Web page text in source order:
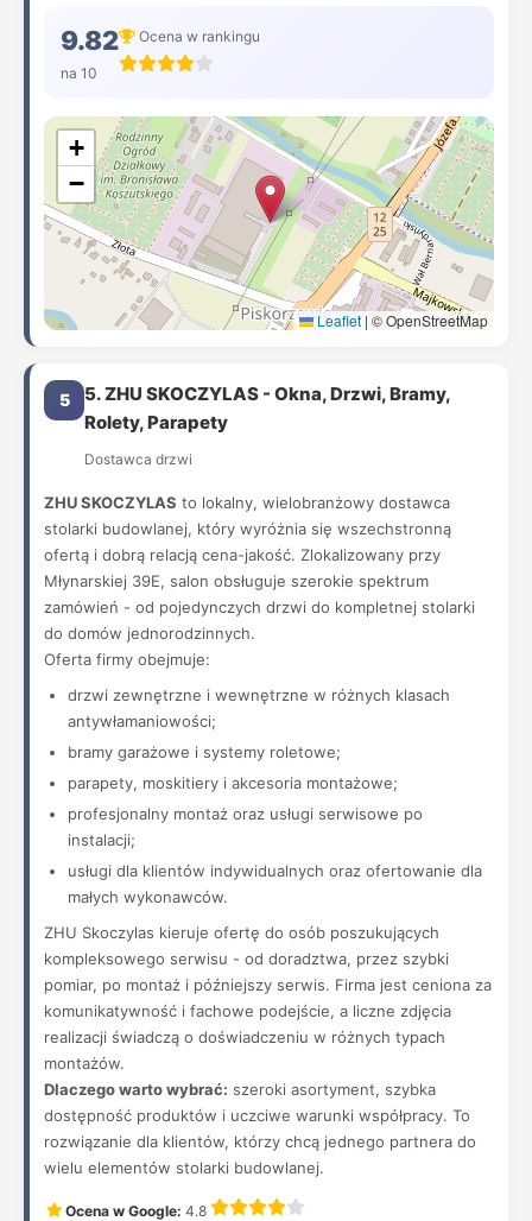
9.82
na 10
Ocena w rankingu
+
−
Leaflet | © OpenStreetMap
5
5. ZHU SKOCZYLAS - Okna, Drzwi, Bramy,
Rolety, Parapety
Dostawca drzwi
ZHU SKOCZYLAS to lokalny, wielobranżowy dostawca
stolarki budowlanej, który wyróżnia się wszechstronną
ofertą i dobrą relacją cena-jakość. Zlokalizowany przy
Młynarskiej 39E, salon obsługuje szerokie spektrum
zamówień - od pojedynczych drzwi do kompletnej stolarki
do domów jednorodzinnych.
Oferta firmy obejmuje:
drzwi zewnętrzne i wewnętrzne w różnych klasach
antywłamaniowości;
bramy garażowe i systemy roletowe;
parapety, moskitiery i akcesoria montażowe;
profesjonalny montaż oraz usługi serwisowe po
instalacji;
usługi dla klientów indywidualnych oraz ofertowanie dla
małych wykonawców.
ZHU Skoczylas kieruje ofertę do osób poszukujących
kompleksowego serwisu - od doradztwa, przez szybki
pomiar, po montaż i późniejszy serwis. Firma jest ceniona za
komunikatywność i fachowe podejście, a liczne zdjęcia
realizacji świadczą o doświadczeniu w różnych typach
montażów.
Dlaczego warto wybrać: szeroki asortyment, szybka
dostępność produktów i uczciwe warunki współpracy. To
rozwiązanie dla klientów, którzy chcą jednego partnera do
wielu elementów stolarki budowlanej.
Ocena w Google: 4.8